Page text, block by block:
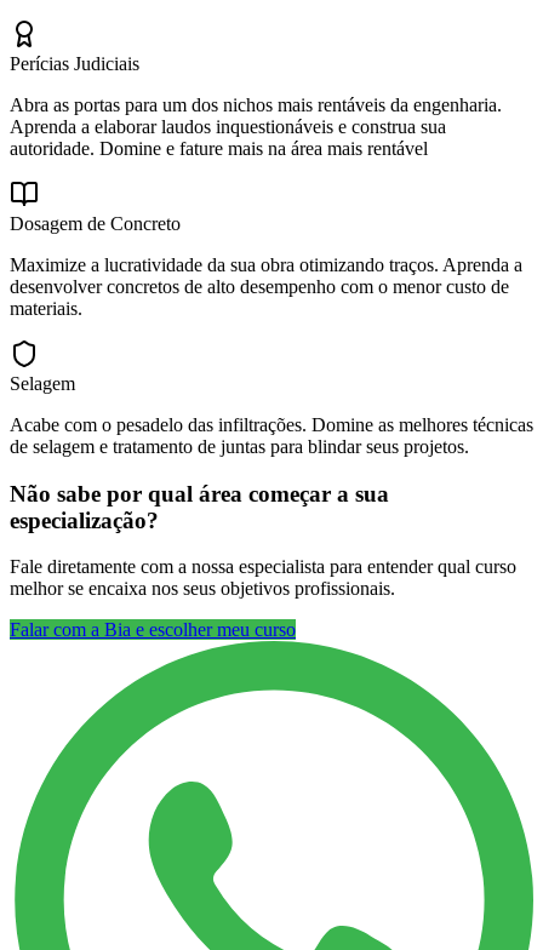
Perícias Judiciais
Abra as portas para um dos nichos mais rentáveis da engenharia.
Aprenda a elaborar laudos inquestionáveis e construa sua
autoridade. Domine e fature mais na área mais rentável
Dosagem de Concreto
Maximize a lucratividade da sua obra otimizando traços. Aprenda a
desenvolver concretos de alto desempenho com o menor custo de
materiais.
Selagem
Acabe com o pesadelo das infiltrações. Domine as melhores técnicas
de selagem e tratamento de juntas para blindar seus projetos.
Não sabe por qual área começar a sua
especialização?
Fale diretamente com a nossa especialista para entender qual curso
melhor se encaixa nos seus objetivos profissionais.
Falar com a Bia e escolher meu curso